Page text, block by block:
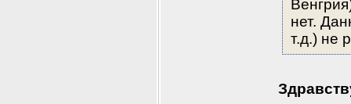
нет.
т.д.) не